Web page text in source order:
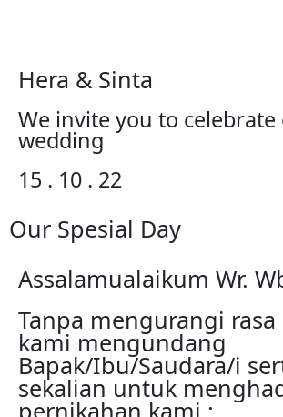
Hera & Sinta
We invite you to
wedding
15 . 10 . 22
Our Spesial Day
Assalamualaikum Wr.
Tanpa mengurangi
kami mengundang
Bapak/Ibu/Saudara/i
sekalian untuk
pernikahan kami :